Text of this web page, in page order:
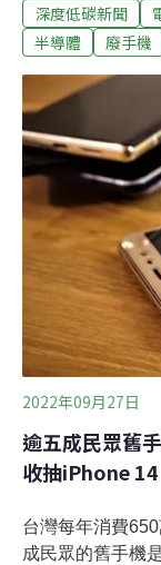
手機淘汰率。目
獲邀至「亞洲永
時表示，受疫情
應鏈，卻止步於
荷蘭環保手機
年起每年舉辦「
11月3、4、5日
內外業者響應。
評比第一名，荷
展。該品牌主打
深度低碳新聞
半導體
廢手機
2022年09月27日
逾五成民眾舊
收抽iPhone 14
台灣每年消費
成民眾的舊手機